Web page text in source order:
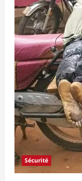
Sécurité